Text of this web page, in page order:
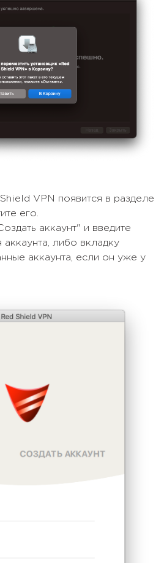
VPN появится в разделе
его.
аккаунт" и введите
аккаунта, либо вкладку
аккаунта, если он уже у